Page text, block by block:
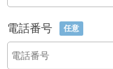
電話番号 任意